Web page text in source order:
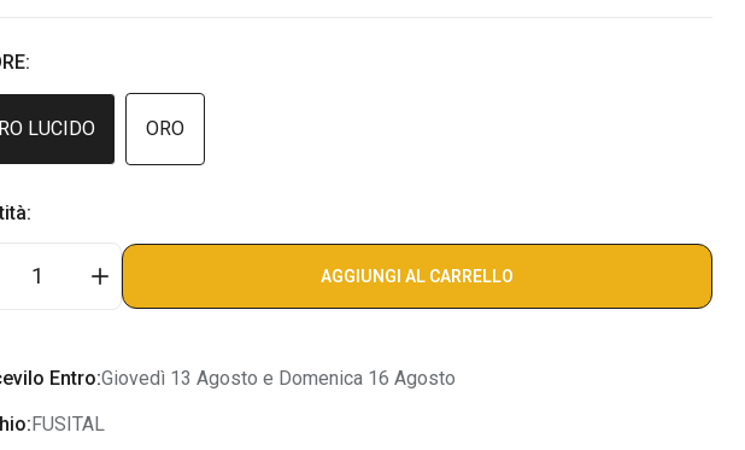
LUCIDO ORO
AGGIUNGI AL CARRELLO
Entro:Giovedì 13 Agosto e Domenica 16 Agosto
FUSITAL